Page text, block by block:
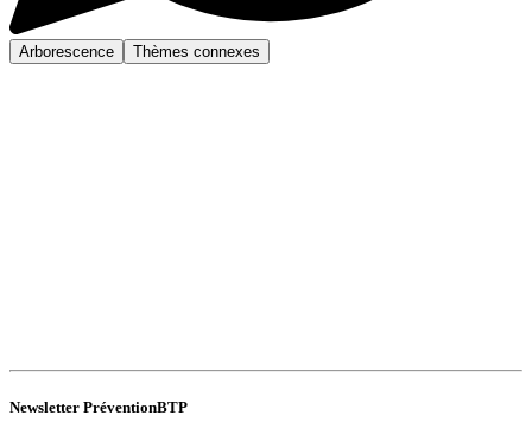
Arborescence Thèmes connexes
Newsletter PréventionBTP